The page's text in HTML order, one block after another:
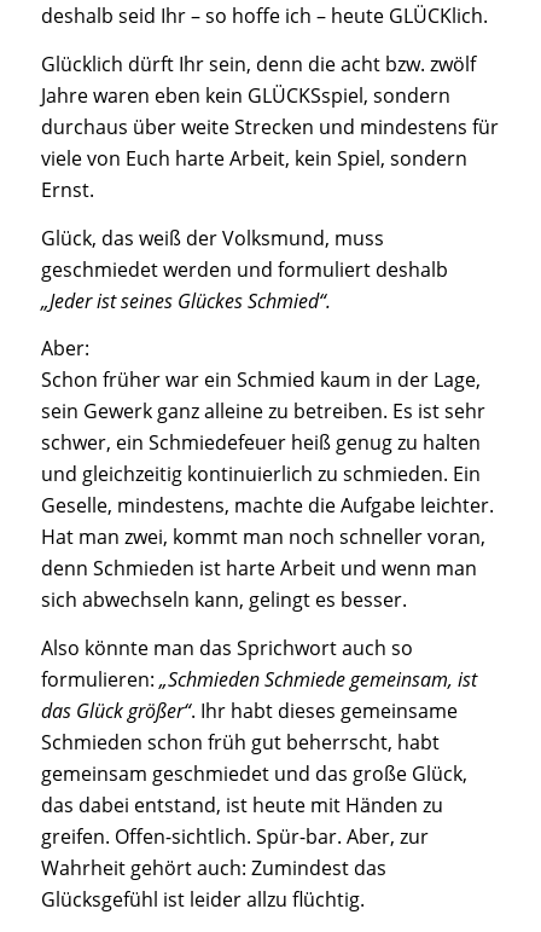
deshalb seid Ihr – so hoffe ich – heute GLÜCKlich.
Glücklich dürft Ihr sein, denn die acht bzw. zwölf
Jahre waren eben kein GLÜCKSspiel, sondern
durchaus über weite Strecken und mindestens für
viele von Euch harte Arbeit, kein Spiel, sondern
Ernst.
Glück, das weiß der Volksmund, muss
geschmiedet werden und formuliert deshalb
„Jeder ist seines Glückes Schmied“.
Aber:
Schon früher war ein Schmied kaum in der Lage,
sein Gewerk ganz alleine zu betreiben. Es ist sehr
schwer, ein Schmiedefeuer heiß genug zu halten
und gleichzeitig kontinuierlich zu schmieden. Ein
Geselle, mindestens, machte die Aufgabe leichter.
Hat man zwei, kommt man noch schneller voran,
denn Schmieden ist harte Arbeit und wenn man
sich abwechseln kann, gelingt es besser.
Also könnte man das Sprichwort auch so
formulieren: „Schmieden Schmiede gemeinsam, ist
das Glück größer“. Ihr habt dieses gemeinsame
Schmieden schon früh gut beherrscht, habt
gemeinsam geschmiedet und das große Glück,
das dabei entstand, ist heute mit Händen zu
greifen. Offen-sichtlich. Spür-bar. Aber, zur
Wahrheit gehört auch: Zumindest das
Glücksgefühl ist leider allzu flüchtig.